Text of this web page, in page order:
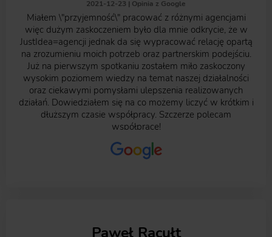
2021-12-23 | Opinia z Google
Miałem \"przyjemność\" pracować z różnymi agencjami
więc dużym zaskoczeniem było dla mnie odkrycie, że w
JustIdea=agencji jednak da się wypracować relację opartą
na zrozumieniu moich potrzeb oraz partnerskim podejściu.
Już na pierwszym spotkaniu zostałem miło zaskoczony
wysokim poziomem wiedzy na temat naszej działalności
oraz ciekawymi pomysłami ulepszenia realizowanych
działań. Dowiedziałem się na co możemy liczyć w krótkim i
dłuższym czasie współpracy. Szczerze polecam
współpracę!
Paweł Racułt